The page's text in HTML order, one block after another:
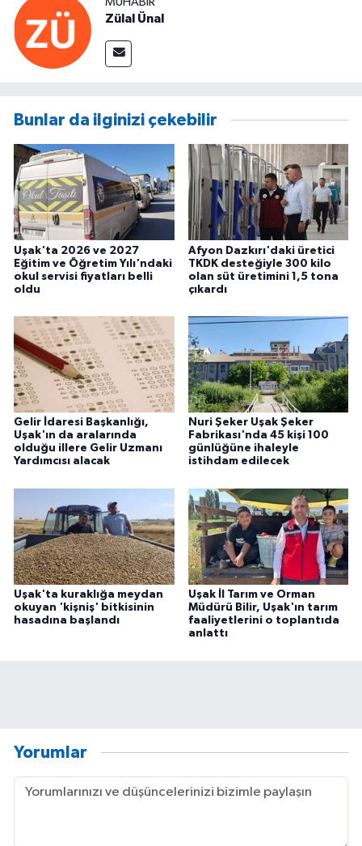
Zülal Ünal
Bunlar da ilginizi çekebilir
Uşak'ta 2026 ve 2027
Eğitim ve Öğretim Yılı'ndaki
okul servisi fiyatları belli
oldu
Afyon Dazkırı'daki üretici
TKDK desteğiyle 300 kilo
olan süt üretimini 1,5 tona
çıkardı
Gelir İdaresi Başkanlığı,
Uşak'ın da aralarında
olduğu illere Gelir Uzmanı
Yardımcısı alacak
Nuri Şeker Uşak Şeker
Fabrikası'nda 45 kişi 100
günlüğüne ihaleyle
istihdam edilecek
Uşak'ta kuraklığa meydan
okuyan 'kişniş' bitkisinin
hasadına başlandı
Uşak İl Tarım ve Orman
Müdürü Bilir, Uşak'ın tarım
faaliyetlerini o toplantıda
anlattı
Yorumlar